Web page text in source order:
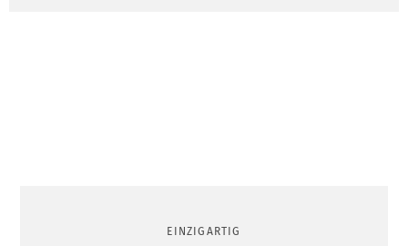
EINZIGARTIG